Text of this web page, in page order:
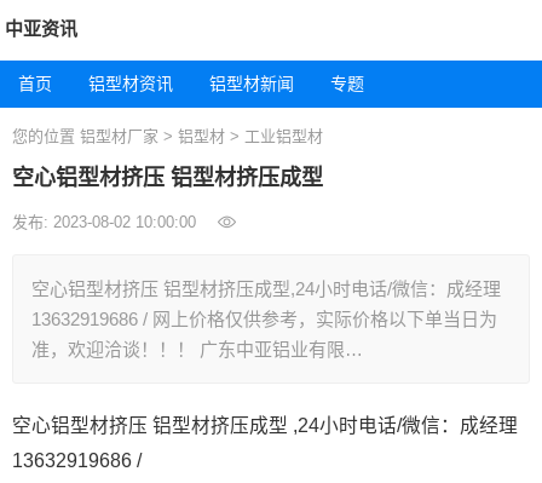
中亚资讯
首页 铝型材资讯 铝型材新闻 专题
您的位置 铝型材厂家 > 铝型材 > 工业铝型材
空心铝型材挤压 铝型材挤压成型
发布: 2023-08-02 10:00:00
空心铝型材挤压 铝型材挤压成型,24小时电话/微信：成经理
13632919686 / 网上价格仅供参考，实际价格以下单当日为
准，欢迎洽谈！！！ 广东中亚铝业有限…
空心铝型材挤压 铝型材挤压成型 ,24小时电话/微信：成经理
13632919686 /